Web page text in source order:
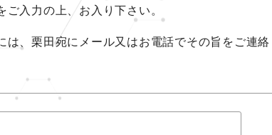
入力の上、お入り下さい。
、栗田宛にメール又はお電話でその旨をご連絡